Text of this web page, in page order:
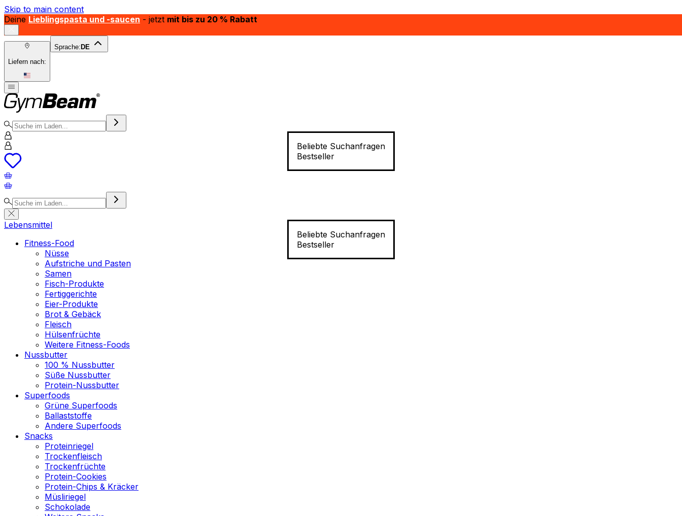
Skip to main content
Deine Lieblingspasta und -saucen - jetzt mit bis zu 20 % Rabatt
Liefern nach:
Sprache: DE
Beliebte Suchanfragen
Bestseller
Beliebte Suchanfragen
Bestseller
Lebensmittel
Fitness-Food
Nüsse
Aufstriche und Pasten
Samen
Fisch-Produkte
Fertiggerichte
Eier-Produkte
Brot & Gebäck
Fleisch
Hülsenfrüchte
Weitere Fitness-Foods
Nussbutter
100 % Nussbutter
Süße Nussbutter
Protein-Nussbutter
Superfoods
Grüne Superfoods
Ballaststoffe
Andere Superfoods
Snacks
Proteinriegel
Trockenfleisch
Trockenfrüchte
Protein-Cookies
Protein-Chips & Kräcker
Müsliriegel
Schokolade